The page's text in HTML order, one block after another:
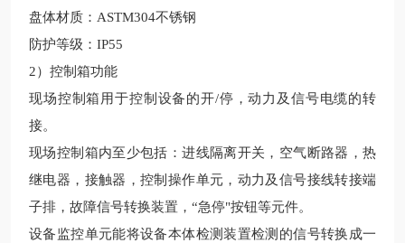
盘体材质： ASTM304不锈钢
防护等级： IP55
2） 控制箱功能
现场控制箱用于控制 设备的开/停，动力及信号电缆的转
接。
现场控制箱内至少包括：进线隔离开关，空气断路器，热
继电器，接触器，控制操作单元，动力及信号接线转接端
子排，故障信号转换装置， “急停"按钮等元件。
设备监控单元能将设备本体检测装置检测的信号转换成一